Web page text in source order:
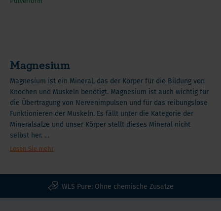
Magnesium
Magnesium ist ein Mineral, das der Körper für die Bildung von
Knochen und Muskeln benötigt. Magnesium ist auch wichtig für
die Übertragung von Nervenimpulsen und für das reibungslose
Funktionieren der Muskeln. Es fällt unter die Kategorie der
Mineralsalze und unser Körper stellt dieses Mineral nicht
selbst her.
Wir müssen daher Magnesium aus unserer Ernährung
Ohne Magnesium würden sich unsere Muskeln kontinuierlich
zusammenziehen. Magnesium hat auch einen Einfluss auf die
Lesen Sie mehr
WLS Pure: Ohne chemische Zusatze